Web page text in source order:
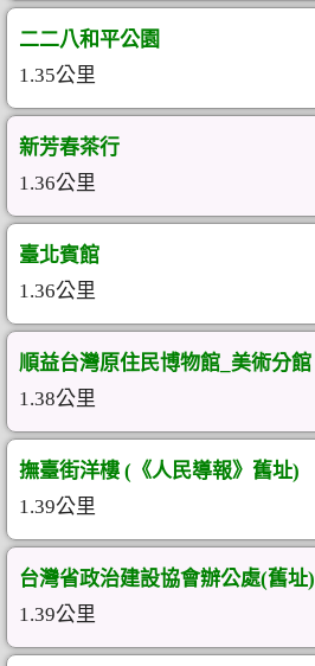
二二八和平公園
1.35公里
新芳春茶行
1.36公里
臺北賓館
1.36公里
順益台灣原住民博物館_美術分館
1.38公里
撫臺街洋樓 (《人民導報》舊址)
1.39公里
台灣省政治建設協會辦公處(舊址)
1.39公里